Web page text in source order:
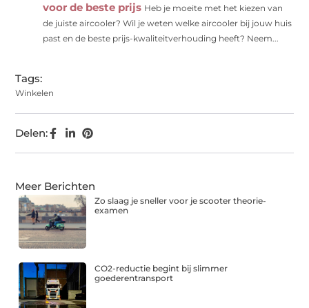
voor de beste prijs Heb je moeite met het kiezen van
de juiste aircooler? Wil je weten welke aircooler bij jouw huis
past en de beste prijs-kwaliteitverhouding heeft? Neem...
Tags:
Winkelen
Delen:
Meer Berichten
Zo slaag je sneller voor je scooter theorie-
examen
CO2-reductie begint bij slimmer
goederentransport